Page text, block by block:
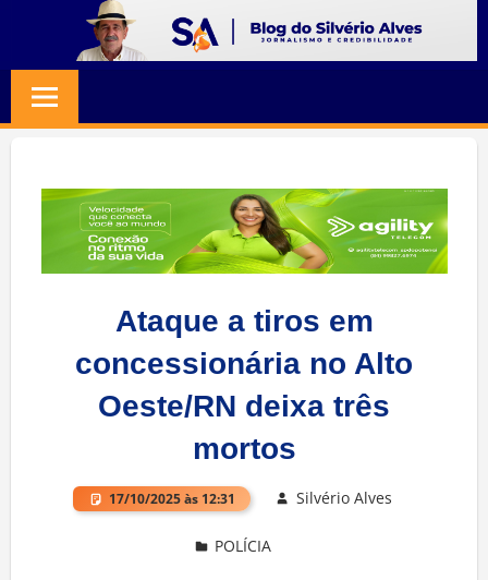
content
SILVERIO
ALVES
Jornalismo
Credibilidade
Ataque a tiros em
concessionária no Alto
Oeste/RN deixa três
mortos
17/10/2025 às 12:31 Silvério Alves
POLÍCIA